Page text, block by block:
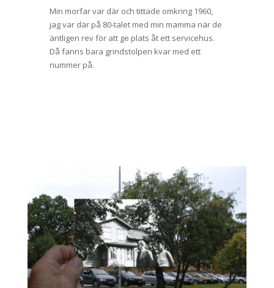
Min morfar var där och tittade omkring 1960,
jag var där på 80-talet med min mamma när de
äntligen rev för att ge plats åt ett servicehus.
Då fanns bara grindstolpen kvar med ett
nummer på.